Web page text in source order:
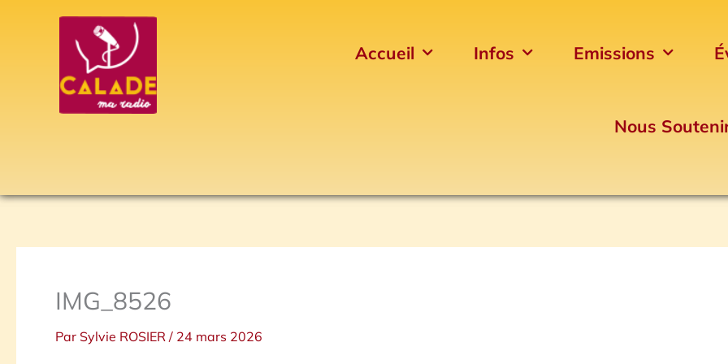
Accueil Infos Emissions
Nous
IMG_8526
Par Sylvie ROSIER / 24 mars 2026